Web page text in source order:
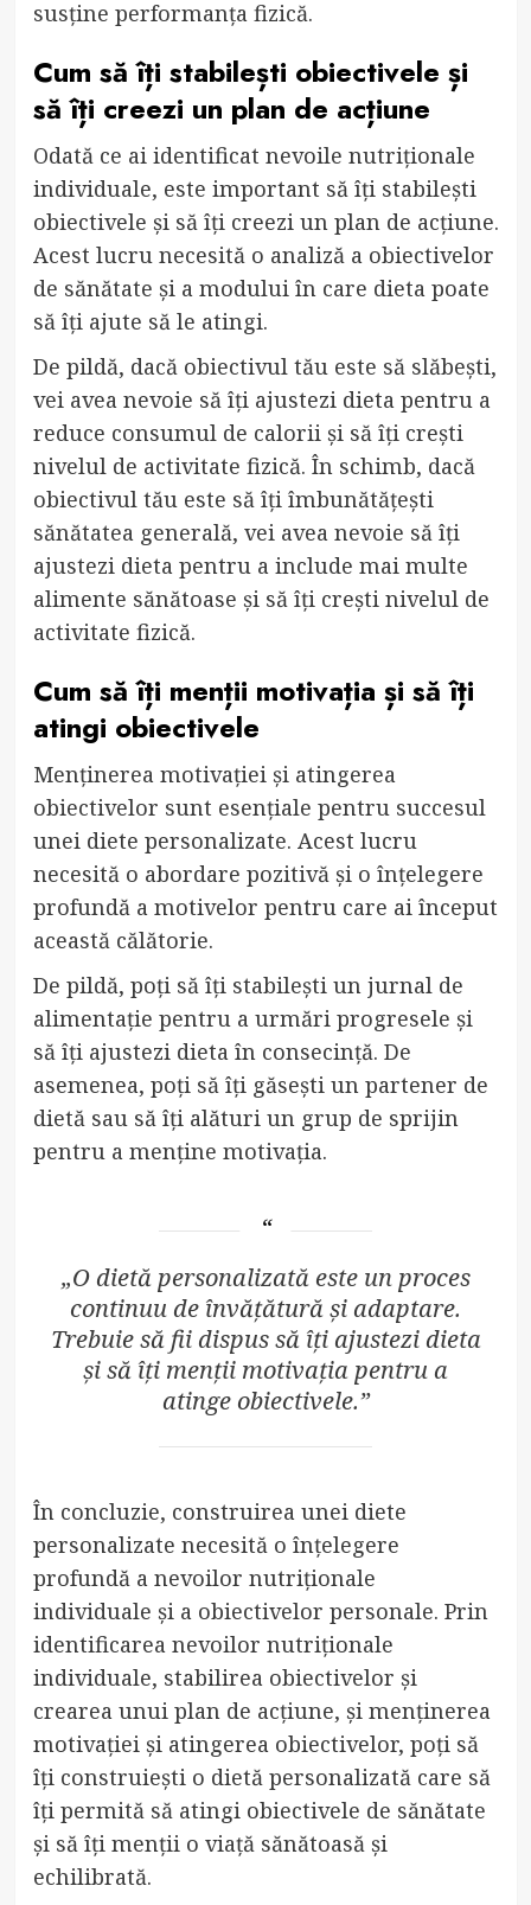
susține performanța fizică.
Cum să îți stabilești obiectivele și
să îți creezi un plan de acțiune
Odată ce ai identificat nevoile nutriționale
individuale, este important să îți stabilești
obiectivele și să îți creezi un plan de acțiune.
Acest lucru necesită o analiză a obiectivelor
de sănătate și a modului în care dieta poate
să îți ajute să le atingi.
De pildă, dacă obiectivul tău este să slăbești,
vei avea nevoie să îți ajustezi dieta pentru a
reduce consumul de calorii și să îți crești
nivelul de activitate fizică. În schimb, dacă
obiectivul tău este să îți îmbunătățești
sănătatea generală, vei avea nevoie să îți
ajustezi dieta pentru a include mai multe
alimente sănătoase și să îți crești nivelul de
activitate fizică.
Cum să îți menții motivația și să îți
atingi obiectivele
Menținerea motivației și atingerea
obiectivelor sunt esențiale pentru succesul
unei diete personalizate. Acest lucru
necesită o abordare pozitivă și o înțelegere
profundă a motivelor pentru care ai început
această călătorie.
De pildă, poți să îți stabilești un jurnal de
alimentație pentru a urmări progresele și
să îți ajustezi dieta în consecință. De
asemenea, poți să îți găsești un partener de
dietă sau să îți alături un grup de sprijin
pentru a menține motivația.
„O dietă personalizată este un proces
continuu de învățătură și adaptare.
Trebuie să fii dispus să îți ajustezi dieta
și să îți menții motivația pentru a
atinge obiectivele.”
În concluzie, construirea unei diete
personalizate necesită o înțelegere
profundă a nevoilor nutriționale
individuale și a obiectivelor personale. Prin
identificarea nevoilor nutriționale
individuale, stabilirea obiectivelor și
crearea unui plan de acțiune, și menținerea
motivației și atingerea obiectivelor, poți să
îți construiești o dietă personalizată care să
îți permită să atingi obiectivele de sănătate
și să îți menții o viață sănătoasă și
echilibrată.